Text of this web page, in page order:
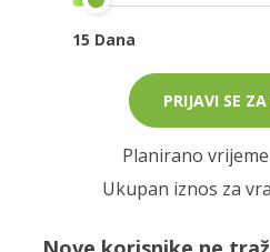
15 Dana
PRIJAVI SE ZA
Planirano
Ukupan iznos za